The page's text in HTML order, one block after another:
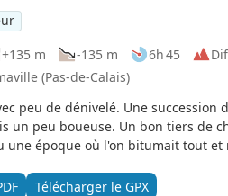
+135 m -135 m 6h 45
(Pas-de-Calais)
peu de dénivelé. Une
un peu boueuse. Un bon tiers de
une époque où l'on bitumait tout
Télécharger le GPX